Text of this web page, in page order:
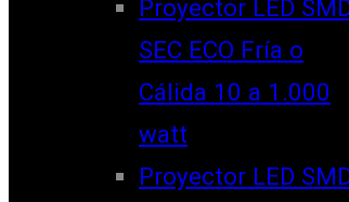
Proyector LED
SEC ECO Fría o
Cálida 10 a 1.000
watt
Proyector LED